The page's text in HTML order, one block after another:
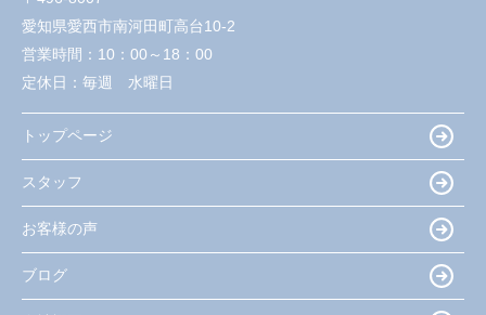
愛知県愛西市南河田町高台10-2
営業時間： 10：00～18：00
定休日： 毎週 水曜日
トップページ
スタッフ
お客様の声
ブログ